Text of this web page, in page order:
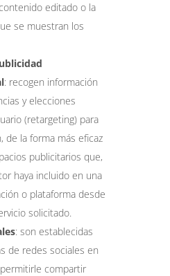
editado o la
se muestran los
: recogen información
y elecciones
(retargeting) para
de la forma más eficaz
publicitarios que,
haya incluido en una
o plataforma desde
solicitado.
: son establecidas
de redes sociales en
compartir